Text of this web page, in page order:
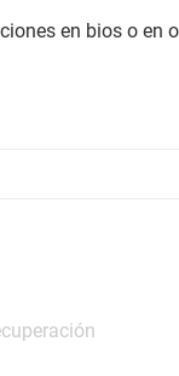
en bios o en